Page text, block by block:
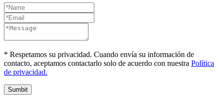
* Respetamos su privacidad. Cuando envía su información de
contacto, aceptamos contactarlo solo de acuerdo con nuestra Política
de privacidad.